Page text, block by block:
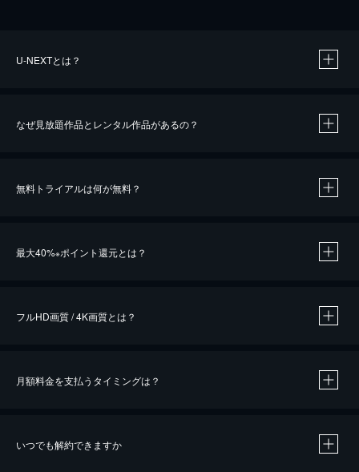
U-NEXTとは？
なぜ見放題作品とレンタル作品があるの？
無料トライアルは何が無料？
最大40%※ポイント還元とは？
※40％ポイント還元の対象は、クレジットカード決済による作品の購入 / レンタルです。
フルHD画質 / 4K画質とは？
月額料金を支払うタイミングは？
いつでも解約できますか